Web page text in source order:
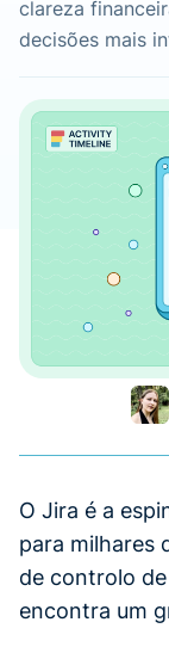
clareza
decisões mais
O Jira é a
para milhares
de controlo
encontra um